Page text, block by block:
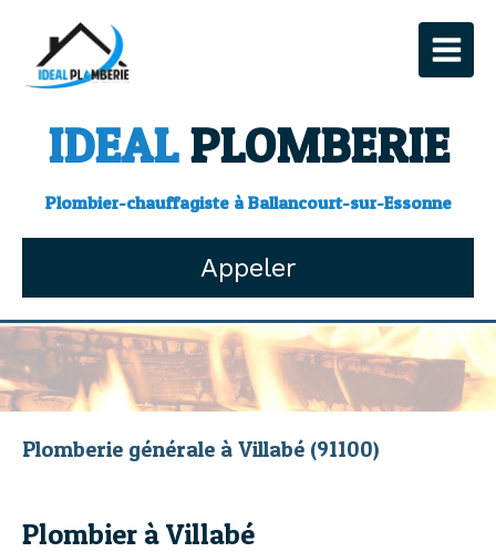
IDEALPLOMBERIE
Plombier-chauffagiste à Ballancourt-sur-Essonne
Appeler
Plomberie générale à Villabé (91100)
Plombier à Villabé